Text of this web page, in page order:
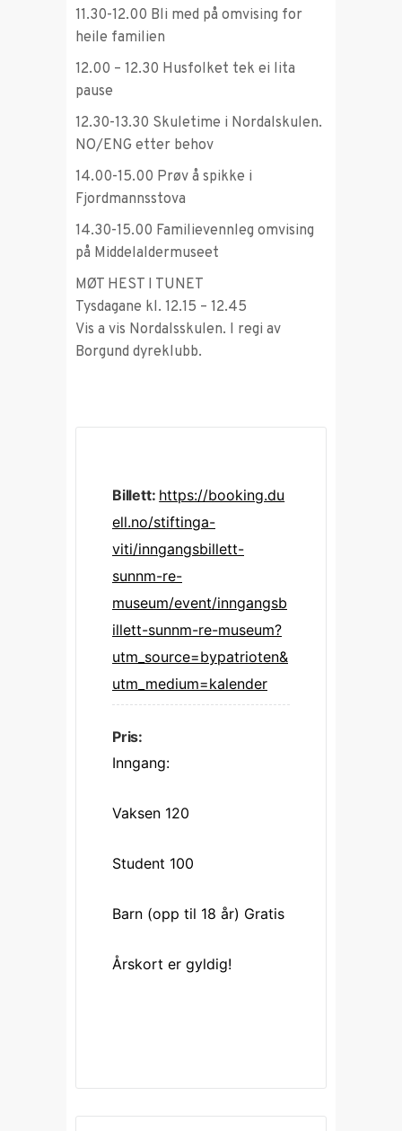
11.30-12.00 Bli med på omvising for
heile familien
12.00 – 12.30 Husfolket tek ei lita
pause
12.30-13.30 Skuletime i Nordalskulen.
NO/ENG etter behov
14.00-15.00 Prøv å spikke i
Fjordmannsstova
14.30-15.00 Familievennleg omvising
på Middelaldermuseet
MØT HEST I TUNET
Tysdagane kl. 12.15 – 12.45
Vis a vis Nordalsskulen. I regi av
Borgund dyreklubb.
Billett: https://booking.du
ell.no/stiftinga-
viti/inngangsbillett-
sunnm-re-
museum/event/inngangsb
illett-sunnm-re-museum?
utm_source=bypatrioten&
utm_medium=kalender
Pris:
Inngang:
Vaksen 120
Student 100
Barn (opp til 18 år) Gratis
Årskort er gyldig!